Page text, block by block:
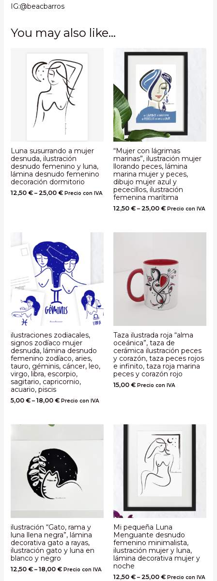
IG:@beacbarros
You may also like…
Luna susurrando a mujer
desnuda, ilustración
desnudo femenino y luna,
lámina desnudo femenino
decoración dormitorio
12,50 €– 25,00 € Precio con IVA
“Mujer con lágrimas
marinas”, ilustración mujer
llorando peces, lámina
marina mujer y peces,
dibujo mujer azul y
pececillos, ilustración
femenina marítima
12,50 € – 25,00 € Precio con IVA
ilustraciones zodiacales,
signos zodíaco mujer
desnuda, lámina desnudo
femenino zodíaco, aries,
tauro, géminis, cáncer, leo,
virgo, libra, escorpio,
sagitario, capricornio,
acuario, piscis
5,00 €– 18,00 € Precio con IVA
Taza ilustrada roja “alma
oceánica”, taza de
cerámica ilustración peces
y corazón, taza peces rojos
e infinito, taza roja marina
peces y corazón rojo
15,00 € Precio con IVA
ilustración “Gato, rama y
luna llena negra”, lámina
decorativa gato a rayas,
ilustración gato y luna en
blanco y negro
12,50 €– 18,00 € Precio con IVA
Mi pequeña Luna
Menguante desnudo
femenino minimalista,
ilustración mujer y luna,
lámina decorativa mujer y
noche
12,50 € – 25,00 € Precio con IVA